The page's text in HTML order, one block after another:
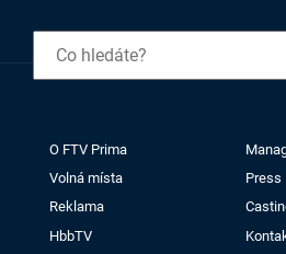
O FTV Prima
Volná místa
Press
Reklama
HbbTV